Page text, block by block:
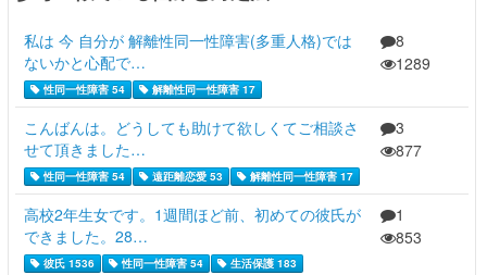
私は 今 自分が 解離性同一性障害(多重人格)では
ないかと心配で…
性同一性障害 54 解離性同一性障害 17
8
1289
こんばんは。どうしても助けて欲しくてご相談さ
せて頂きました…
性同一性障害 54 遠距離恋愛 53 解離性同一性障害 17
3
877
高校2年生女です。1週間ほど前、初めての彼氏が
できました。28…
彼氏 1536 性同一性障害 54 生活保護 183
1
853